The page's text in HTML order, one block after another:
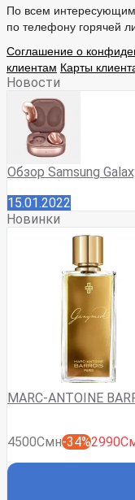
По всем
по телефону горячей
Соглашение о
клиентам Карты
Новости
Обзор Samsung
15.01.2022
Новинки
MARC-ANTOINE
4500Смн-34%